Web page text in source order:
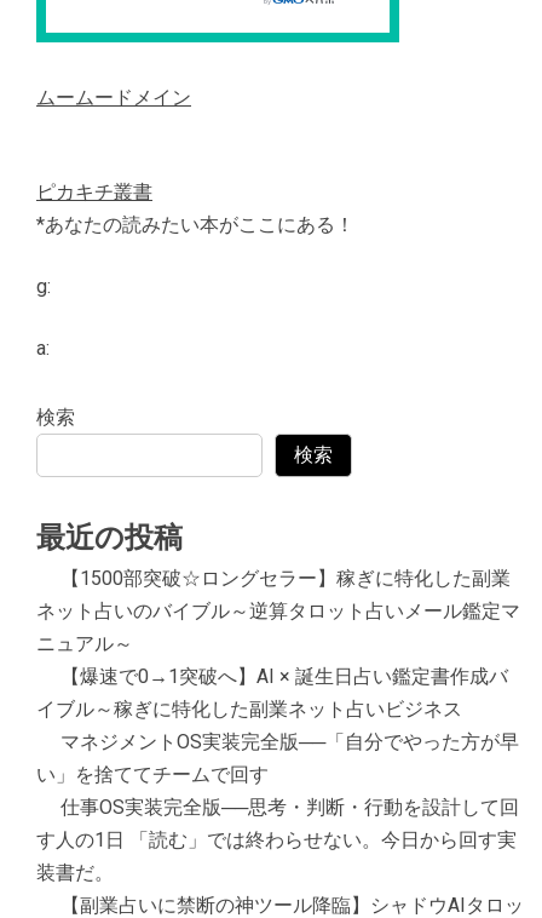
ムームードメイン
ピカキチ叢書
*あなたの読みたい本がここにある！
g:
a:
検索
検索
最近の投稿
【1500部突破☆ロングセラー】稼ぎに特化した副業
ネット占いのバイブル～逆算タロット占いメール鑑定マ
ニュアル～
【爆速で0→1突破へ】AI × 誕生日占い鑑定書作成バ
イブル～稼ぎに特化した副業ネット占いビジネス
マネジメントOS実装完全版──「自分でやった方が早
い」を捨ててチームで回す
仕事OS実装完全版──思考・判断・行動を設計して回
す人の1日 「読む」では終わらせない。今日から回す実
装書だ。
【副業占いに禁断の神ツール降臨】シャドウAIタロッ